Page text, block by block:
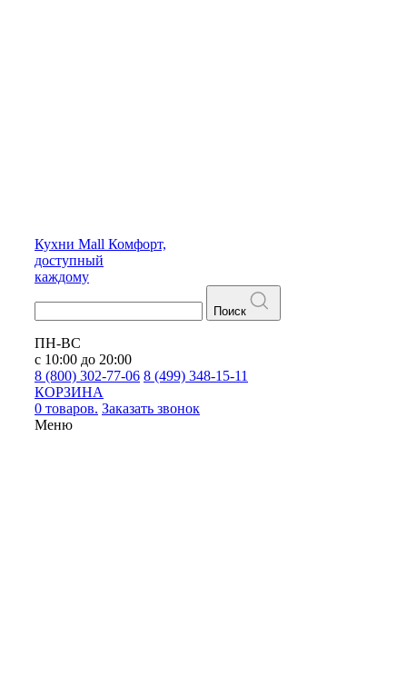
Кухни Mall Комфорт,
доступный
каждому
Поиск
ПН-ВС
с 10:00 до 20:00
8 (800) 302-77-06 8 (499) 348-15-11
КОРЗИНА
0 товаров. Заказать звонок
Меню